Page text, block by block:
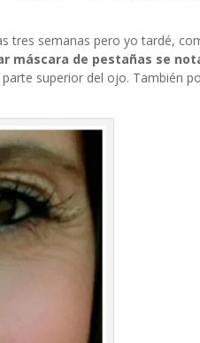
tres semanas pero yo tardé,
máscara de pestañas se
superior del ojo. También